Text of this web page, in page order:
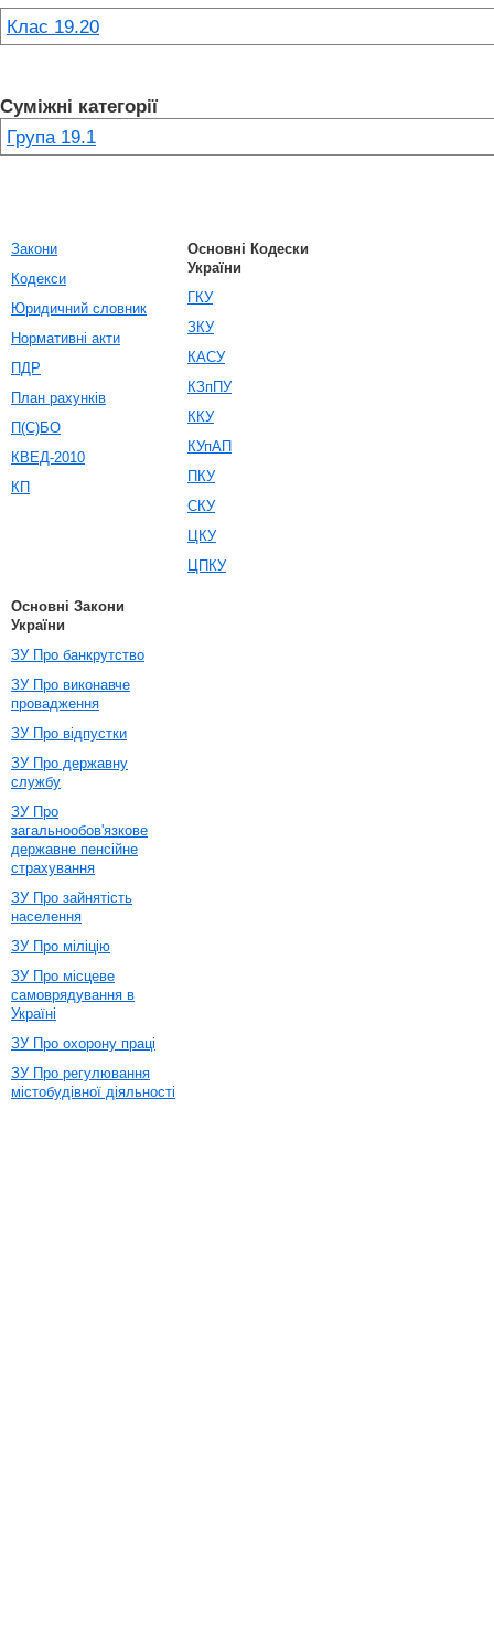
Клас 19.20
Суміжні категорії
Група 19.1
Закони
Кодекси
Юридичний словник
Нормативні акти
ПДР
План рахунків
П(С)БО
КВЕД-2010
КП
Основні Кодески
України
ГКУ
ЗКУ
КАСУ
КЗпПУ
ККУ
КУпАП
ПКУ
СКУ
ЦКУ
ЦПКУ
Основні Закони
України
ЗУ Про банкрутство
ЗУ Про виконавче
провадження
ЗУ Про відпустки
ЗУ Про державну
службу
ЗУ Про
загальнообов'язкове
державне пенсійне
страхування
ЗУ Про зайнятість
населення
ЗУ Про міліцію
ЗУ Про місцеве
самоврядування в
Україні
ЗУ Про охорону праці
ЗУ Про регулювання
містобудівної діяльності